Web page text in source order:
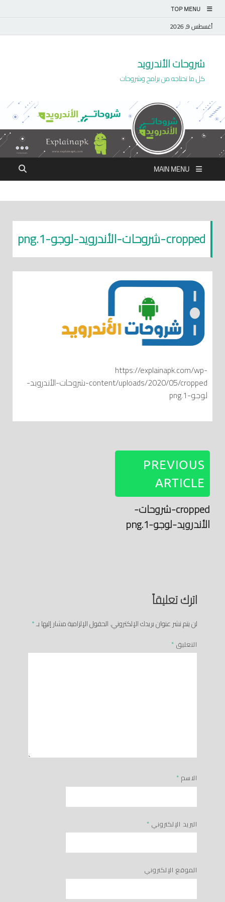
TOP MENU
أغسطس 9, 2026
شروحات الأندرويد
كل ما تحتاجه من برامج وشروحات
MAIN MENU
cropped-شروحات-الأندرويد-لوجو-1.png
https://explainapk.com/wp-
content/uploads/2020/05/cropped-شروحات-الأندرويد-
لوجو-1.png
PREVIOUS
ARTICLE
cropped-شروحات-
الأندرويد-لوجو-1.png
اترك تعليقاً
لن يتم نشر عنوان بريدك الإلكتروني.الحقول الإلزامية مشار إليها بـ*
التعليق *
الاسم *
البريد الإلكتروني *
الموقع الإلكتروني